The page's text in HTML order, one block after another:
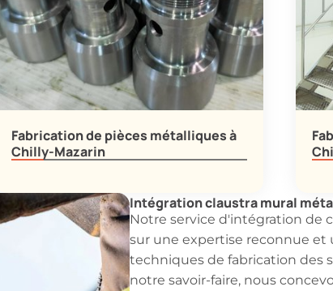
Fabrication de pièces métalliques à
Chilly-Mazarin
Intégration claustra mural
Notre service d'intégration de
sur une expertise reconnue
techniques de fabrication des
notre savoir-faire, nous